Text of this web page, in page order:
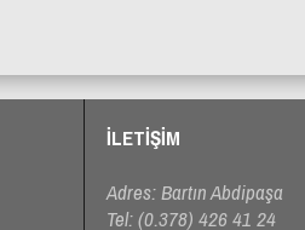
İLETİŞİM
Adres: Bartın Abdipaşa
Tel:(0.378) 426 41 24